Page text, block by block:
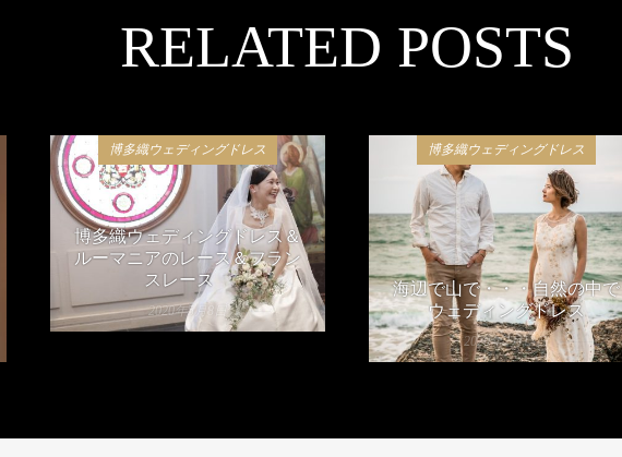
RELATED POSTS
博多織ウェディングドレス
博多織ウェディングドレス＆
ルーマニアのレース＆フラン
スレース
2020年5月8日
博多織ウェディングドレス
海辺で山で・・・自然の中で
ウェディングドレス
2020年2月13日